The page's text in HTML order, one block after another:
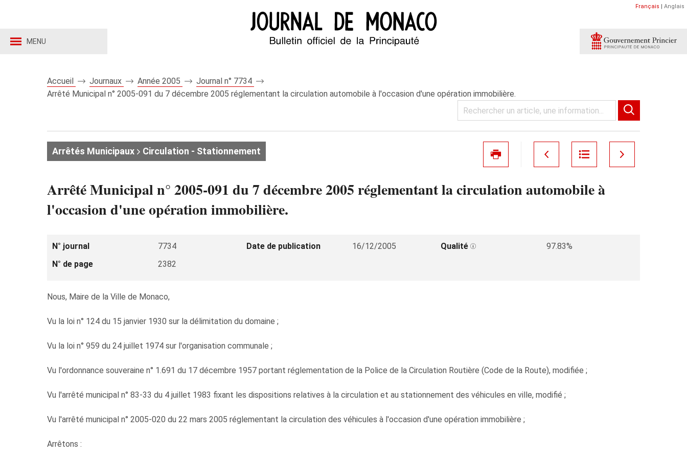
MENU
Français | Anglais
Accueil Journaux Année 2005
Journal n° 7734
Arrêté Municipal n° 2005-091 du 7 décembre 2005 réglementant la circulation automobile à l'occasion d'une opération immobilière.
Arrêtés Municipaux Circulation - Stationnement
Arrêté Municipal n° 2005-091 du 7 décembre 2005 réglementant la circulation automobile à
l'occasion d'une opération immobilière.
N° journal 7734 Date de publication 16/12/2005 Qualité
97.83%
N° de page
2382
Nous, Maire de la Ville de Monaco,
Vu la loi n° 124 du 15 janvier 1930 sur la délimitation du domaine ;
Vu la loi n° 959 du 24 juillet 1974 sur l'organisation communale ;
Vu l'ordonnance souveraine n° 1.691 du 17 décembre 1957 portant réglementation de la Police de la Circulation Routière (Code de la Route), modifiée ;
Vu l'arrêté municipal n° 83-33 du 4 juillet 1983 fixant les dispositions relatives à la circulation et au stationnement des véhicules en ville, modifié ;
Vu l'arrêté municipal n° 2005-020 du 22 mars 2005 réglementant la circulation des véhicules à l'occasion d'une opération immobilière ;
Arrêtons :